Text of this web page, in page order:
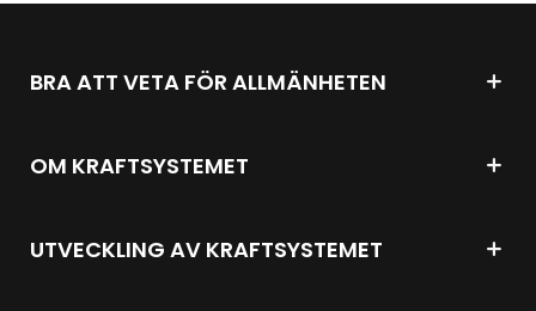
BRA ATT VETA FÖR ALLMÄNHETEN
OM KRAFTSYSTEMET
UTVECKLING AV KRAFTSYSTEMET